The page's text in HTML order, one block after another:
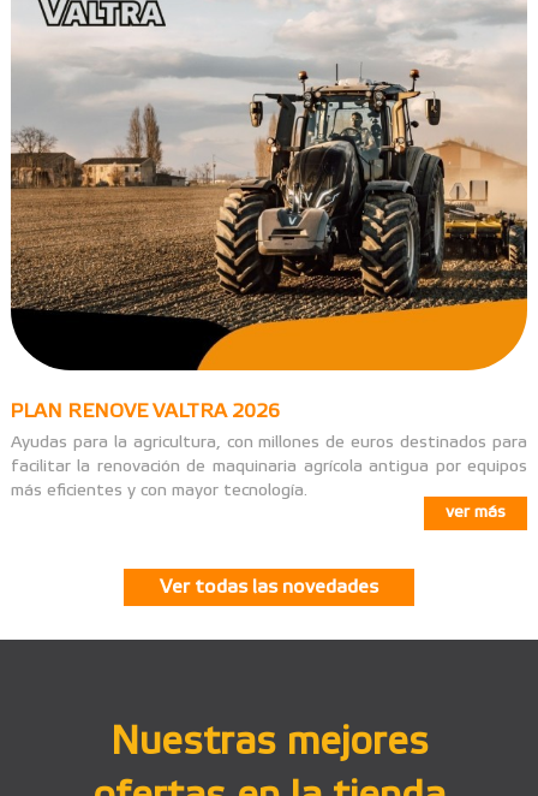
PLAN RENOVE VALTRA 2026
Ayudas para la agricultura, con millones de euros destinados para
facilitar la renovación de maquinaria agrícola antigua por equipos
más eficientes y con mayor tecnología.
ver más
Ver todas las novedades
Nuestras mejores